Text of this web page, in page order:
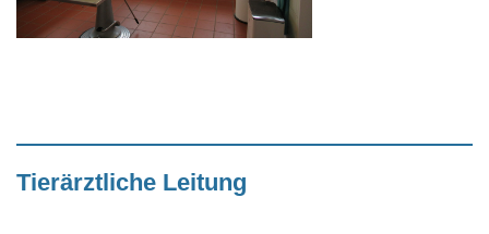
Tierärztliche Leitung